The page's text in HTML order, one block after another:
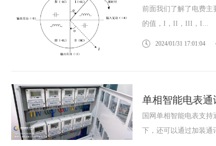
前面我们了解了电费主
的值，I，II，III，I...
2024/01/31 17:01:04
单相智能电表通
国网单相智能电表支持
下，还可以通过加装通